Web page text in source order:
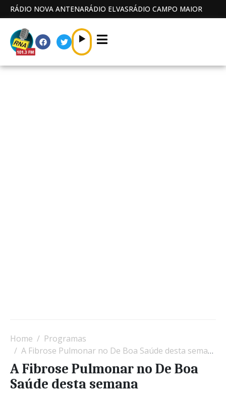
RÁDIO NOVA ANTENARÁDIO ELVASRÁDIO CAMPO MAIOR
Home
Programas
A Fibrose Pulmonar no De Boa Saúde desta semana
A Fibrose Pulmonar no De Boa
Saúde desta semana